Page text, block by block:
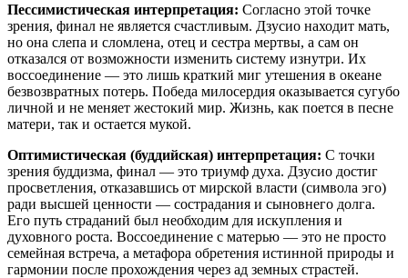
Пессимистическая интерпретация: Согласно этой точке
зрения, финал не является счастливым. Дзусио находит мать,
но она слепа и сломлена, отец и сестра мертвы, а сам он
отказался от возможности изменить систему изнутри. Их
воссоединение — это лишь краткий миг утешения в океане
безвозвратных потерь. Победа милосердия оказывается сугубо
личной и не меняет жестокий мир. Жизнь, как поется в песне
матери, так и остается мукой.
Оптимистическая (буддийская) интерпретация: С точки
зрения буддизма, финал — это триумф духа. Дзусио достиг
просветления, отказавшись от мирской власти (символа эго)
ради высшей ценности — сострадания и сыновнего долга.
Его путь страданий был необходим для искупления и
духовного роста. Воссоединение с матерью — это не просто
семейная встреча, а метафора обретения истинной природы и
гармонии после прохождения через ад земных страстей.